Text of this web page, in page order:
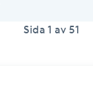
Sida 1 av 51